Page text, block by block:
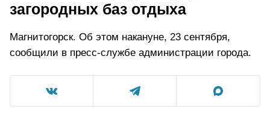
загородных баз отдыха
Магнитогорск. Об этом накануне, 23 сентября,
сообщили в пресс-службе администрации города.